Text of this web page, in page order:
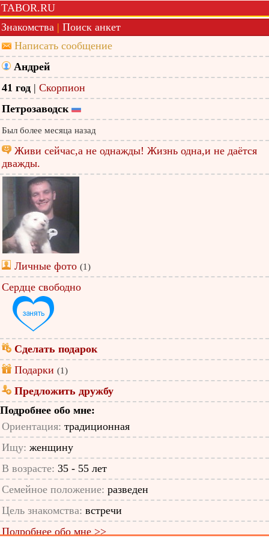
TABOR.RU
Знакомства | Поиск анкет
Написать сообщение
Андрей
41 год | Скорпион
Петрозаводск
Был более месяца назад
Живи сейчас,а не однажды! Жизнь одна,и не даётся
дважды.
Личные фото (1)
Сердце свободно
Сделать подарок
Подарки (1)
Предложить дружбу
Подробнее обо мне:
Ориентация: традиционная
Ищу: женщину
В возрасте: 35 - 55 лет
Семейное положение: разведен
Цель знакомства: встречи
Подробнее обо мне >>